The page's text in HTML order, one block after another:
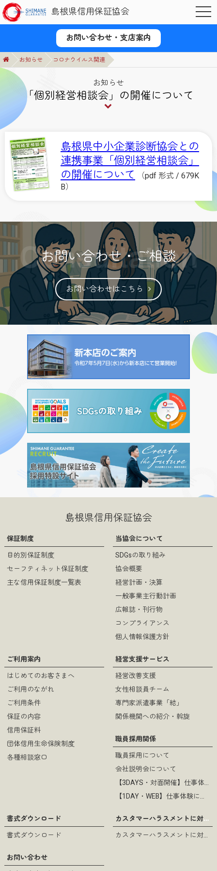
島根県信用保証協会
お問い合わせ・支店案内
お知らせ コロナウイルス関連
お知らせ
「個別経営相談会」の開催について
島根県中小企業診断協会との
連携事業「個別経営相談会」
の開催について
（pdf 形式 / 679K
B）
お問い合わせ・ご相談
お問い合わせはこちら
島根県信用保証協会
保証制度
目的別保証制度
セーフティネット保証制度
主な信用保証制度一覧表
当協会について
SDGsの取り組み
協会概要
経営計画・決算
一般事業主行動計画
広報誌・刊行物
コンプライアンス
個人情報保護方針
ご利用案内
はじめてのお客さまへ
ご利用のながれ
ご利用条件
保証の内容
信用保証料
団体信用生命保険制度
各種相談窓口
経営支援サービス
経営改善支援
女性相談員チーム
専門家派遣事業「結」
関係機関への紹介・斡旋
職員採用関係
職員採用について
会社説明会について
【3DAYS・対面開催】仕事体験について
【1DAY・WEB】仕事体験について
書式ダウンロード
書式ダウンロード
カスタマーハラスメントに対する基本方針
カスタマーハラスメントに対する基本方針
お問い合わせ